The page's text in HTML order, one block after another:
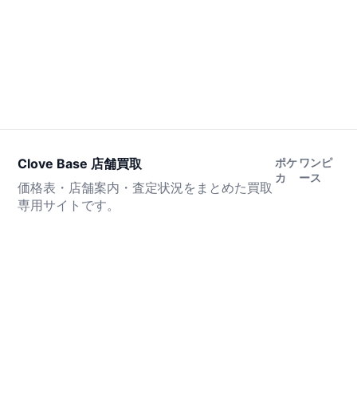
Clove Base 店舗買取
価格表・店舗案内・査定状況をまとめた買取
専用サイトです。
ポケ
カ
ワンピ
ース